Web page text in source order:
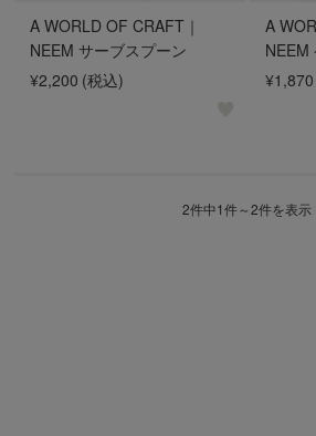
A WORLD OF CRAFT｜
NEEM サーブスプーン
¥2,200 (税込)
A
NEEM
¥1,870
2件中1件～2件を表示